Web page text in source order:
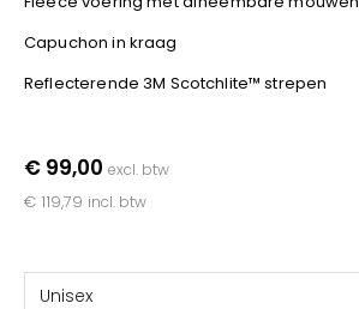
TowelCity
YOKO
Capuchon in kraag
Reflecterende 3M Scotchlite™ strepen
€ 99,00 excl. btw
€ 119,79 incl. btw
Unisex